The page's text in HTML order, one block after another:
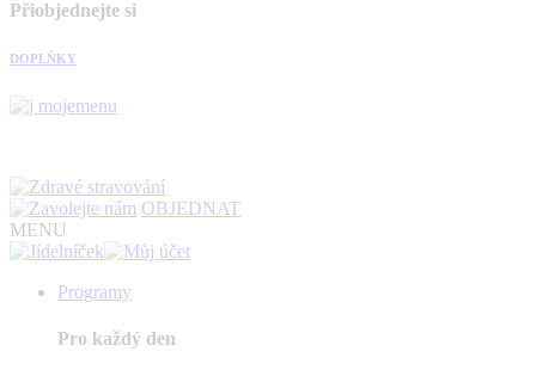
Přiobjednejte si
DOPLŇKY
OBJEDNAT
MENU
Programy
Pro každý den